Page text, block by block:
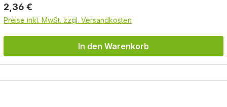
Regulärer Preis:
2,36 €
Preise inkl. MwSt. zzgl. Versandkosten
In den Warenkorb